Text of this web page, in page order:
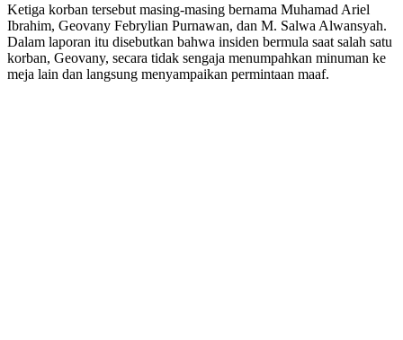
Ketiga korban tersebut masing-masing bernama Muhamad Ariel
Ibrahim, Geovany Febrylian Purnawan, dan M. Salwa Alwansyah.
Dalam laporan itu disebutkan bahwa insiden bermula saat salah satu
korban, Geovany, secara tidak sengaja menumpahkan minuman ke
meja lain dan langsung menyampaikan permintaan maaf.